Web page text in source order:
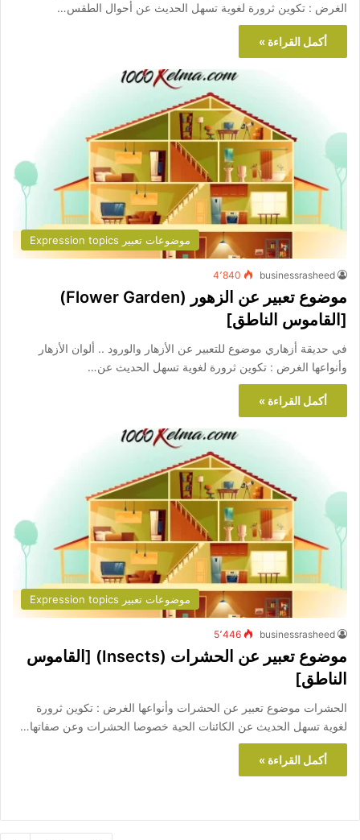
الغرض : تكوين ثرورة لغوية تسهل الحديث عن أحوال الطقس…
أكمل القراءة »
موضوعات تعبير Expression topics
businessrasheed 4٬840
موضوع تعبير عن الزهور (Flower Garden)
[القاموس الناطق]
في حديقة أزهاري موضوع للتعبير عن الأزهار والورود .. ألوان الأزهار
وأنواعها الغرض : تكوين ثرورة لغوية تسهل الحديث عن…
أكمل القراءة »
موضوعات تعبير Expression topics
businessrasheed 5٬446
موضوع تعبير عن الحشرات (Insects) [القاموس
الناطق]
الحشرات موضوع تعبير عن الحشرات وأنواعها الغرض : تكوين ثرورة
لغوية تسهل الحديث عن الكائنات الحية خصوصا الحشرات وعن صفاتها…
أكمل القراءة »